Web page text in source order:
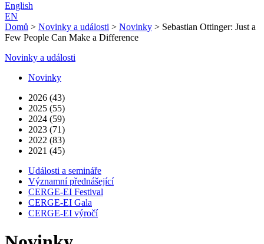
English
EN
Domů > Novinky a události > Novinky > Sebastian Ottinger: Just a
Few People Can Make a Difference
Novinky a události
Novinky
2026 (43)
2025 (55)
2024 (59)
2023 (71)
2022 (83)
2021 (45)
Události a semináře
Významní přednášející
CERGE-EI Festival
CERGE-EI Gala
CERGE-EI výročí